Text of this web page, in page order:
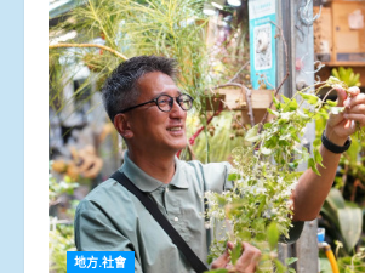
地方.社會